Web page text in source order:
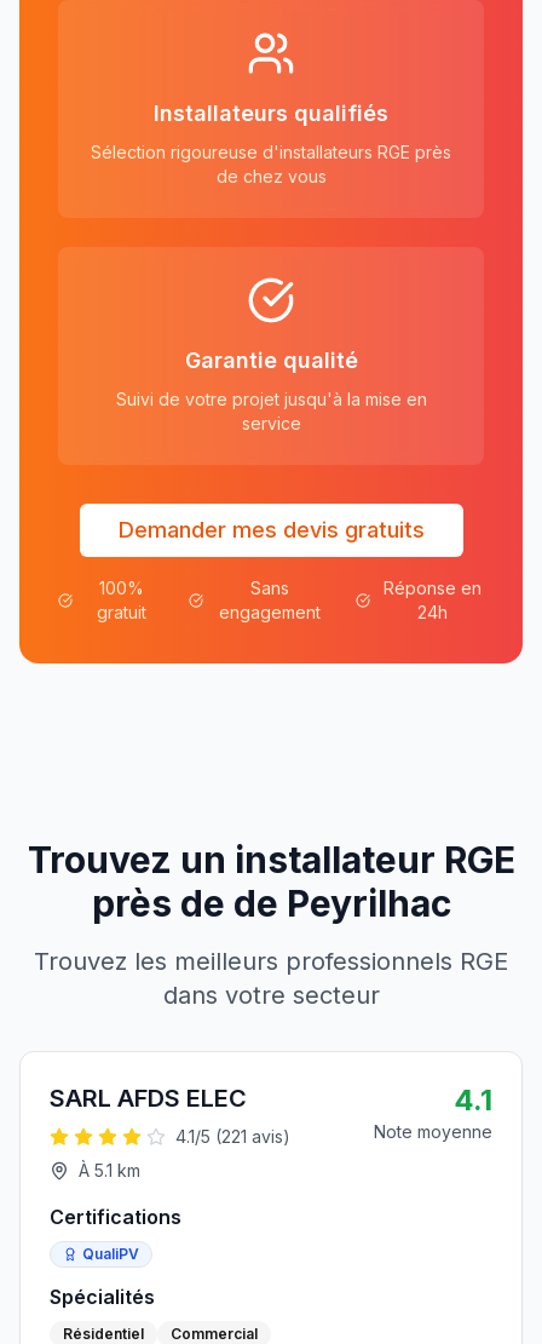
Installateurs qualifiés
Sélection rigoureuse d'installateurs RGE près
de chez vous
Garantie qualité
Suivi de votre projet jusqu'à la mise en
service
Demander mes devis gratuits
100%
gratuit
Sans
engagement
Réponse en
24h
Trouvez un installateur RGE
près de de Peyrilhac
Trouvez les meilleurs professionnels RGE
dans votre secteur
SARL AFDS ELEC
4.1/5 (221 avis)
À 5.1 km
4.1
Note moyenne
Certifications
QualiPV
Spécialités
Résidentiel Commercial